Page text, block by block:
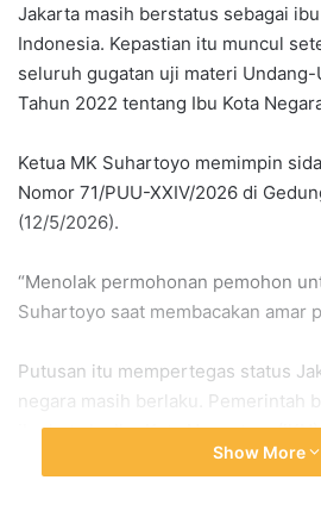
Jakarta masih berstatus sebagai
Indonesia. Kepastian itu muncul
seluruh gugatan uji materi
Tahun 2022 tentang Ibu Kota
Ketua MK Suhartoyo memimpin
Nomor 71/PUU-XXIV/2026 di
(12/5/2026).
“Menolak permohonan pemohon
Suhartoyo saat membacakan amar
Putusan itu mempertegas status
negara masih berlaku. Pemerintah
ibu kota ke Ibu Kota Nusantara
Show More